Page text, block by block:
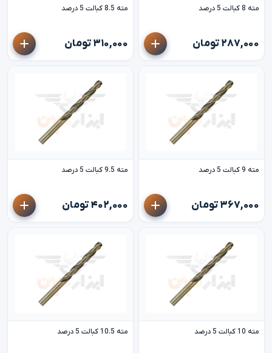
مته 8 کبالت 5 درصد
۲۸۷,۰۰۰ تومان
مته 8.5 کبالت 5 درصد
۳۱۰,۰۰۰ تومان
مته 9 کبالت 5 درصد
۳۶۷,۰۰۰ تومان
مته 9.5 کبالت 5 درصد
۴۰۲,۰۰۰ تومان
مته 10 کبالت 5 درصد مته 10.5 کبالت 5 درصد